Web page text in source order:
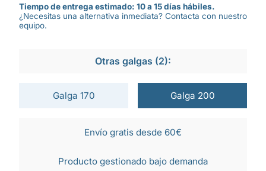
Tiempo de entrega estimado: 10 a 15 días hábiles.
¿Necesitas una alternativa inmediata? Contacta con nuestro
equipo.
Otras galgas (2):
Galga 170 Galga 200
Envío gratis desde 60€
Producto gestionado bajo demanda